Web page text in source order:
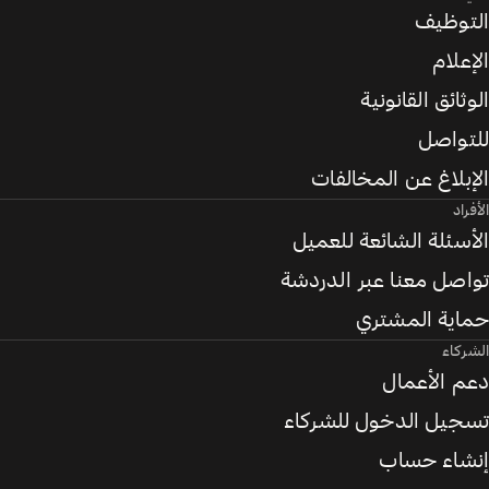
التوظيف
الإعلام
الوثائق القانونية
للتواصل
الإبلاغ عن المخالفات
الأفراد
الأسئلة الشائعة للعميل
تواصل معنا عبر الدردشة
حماية المشتري
الشركاء
دعم الأعمال
تسجيل الدخول للشركاء
إنشاء حساب